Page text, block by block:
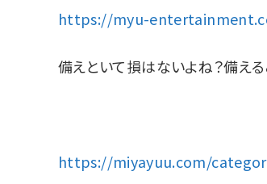
https://myu-
備えといて損はないよね？備え
https://miyayuu.com/